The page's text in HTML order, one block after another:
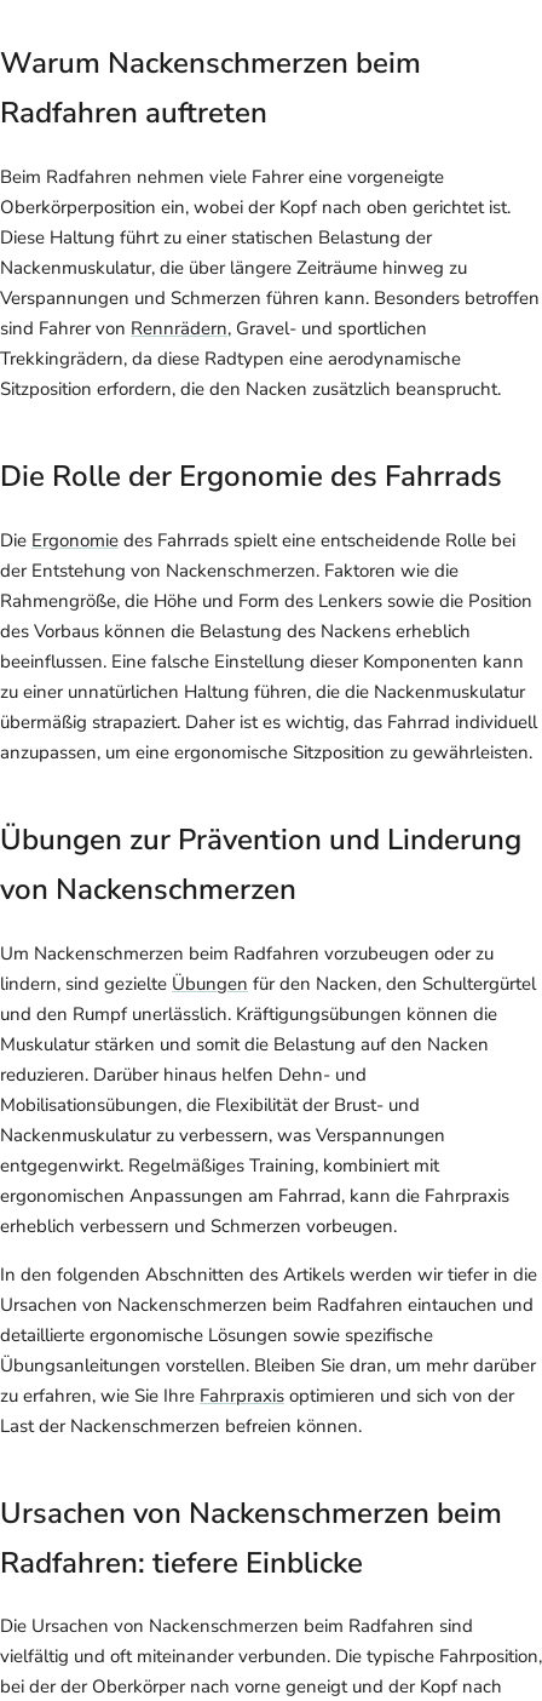
Warum Nackenschmerzen beim
Radfahren auftreten
Beim Radfahren nehmen viele Fahrer eine vorgeneigte
Oberkörperposition ein, wobei der Kopf nach oben gerichtet ist.
Diese Haltung führt zu einer statischen Belastung der
Nackenmuskulatur, die über längere Zeiträume hinweg zu
Verspannungen und Schmerzen führen kann. Besonders betroffen
sind Fahrer von Rennrädern, Gravel- und sportlichen
Trekkingrädern, da diese Radtypen eine aerodynamische
Sitzposition erfordern, die den Nacken zusätzlich beansprucht.
Die Rolle der Ergonomie des Fahrrads
Die Ergonomie des Fahrrads spielt eine entscheidende Rolle bei
der Entstehung von Nackenschmerzen. Faktoren wie die
Rahmengröße, die Höhe und Form des Lenkers sowie die Position
des Vorbaus können die Belastung des Nackens erheblich
beeinflussen. Eine falsche Einstellung dieser Komponenten kann
zu einer unnatürlichen Haltung führen, die die Nackenmuskulatur
übermäßig strapaziert. Daher ist es wichtig, das Fahrrad individuell
anzupassen, um eine ergonomische Sitzposition zu gewährleisten.
Übungen zur Prävention und Linderung
von Nackenschmerzen
Um Nackenschmerzen beim Radfahren vorzubeugen oder zu
lindern, sind gezielte Übungen für den Nacken, den Schultergürtel
und den Rumpf unerlässlich. Kräftigungsübungen können die
Muskulatur stärken und somit die Belastung auf den Nacken
reduzieren. Darüber hinaus helfen Dehn- und
Mobilisationsübungen, die Flexibilität der Brust- und
Nackenmuskulatur zu verbessern, was Verspannungen
entgegenwirkt. Regelmäßiges Training, kombiniert mit
ergonomischen Anpassungen am Fahrrad, kann die Fahrpraxis
erheblich verbessern und Schmerzen vorbeugen.
In den folgenden Abschnitten des Artikels werden wir tiefer in die
Ursachen von Nackenschmerzen beim Radfahren eintauchen und
detaillierte ergonomische Lösungen sowie spezifische
Übungsanleitungen vorstellen. Bleiben Sie dran, um mehr darüber
zu erfahren, wie Sie Ihre Fahrpraxis optimieren und sich von der
Last der Nackenschmerzen befreien können.
Ursachen von Nackenschmerzen beim
Radfahren: tiefere Einblicke
Die Ursachen von Nackenschmerzen beim Radfahren sind
vielfältig und oft miteinander verbunden. Die typische Fahrposition,
bei der der Oberkörper nach vorne geneigt und der Kopf nach